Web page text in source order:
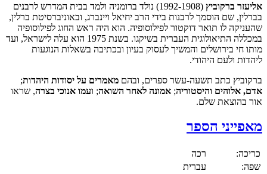
אליעזר ברקוביץ
(1992-1908) נולד ברומניה ולמד בבית המדרש לרבנים
בברלין, שם הוסמך לרבנות בידי הרב יחיאל ויינברג, ובאוניברסיטת ברלין,
שהעניקה לו תואר דוקטור לפילוסופיה. הוא היה ראש החוג לפילוסופיה
במכללה התיאולוגית העברית בשיקגו. בשנת 1975 הוא עלה לישראל, ועד
מותו חי בירושלים והמשיך לעסוק בעיון ובכתיבה בשאלות הנוגעות
ליהדות ולעם היהודי.
ברקוביץ כתב תשעה-עשר ספרים, ובהם מאמרים על יסודות היהדות;
אדם, אלוהים והיסטוריה; אמונה לאחר השואה; ועמו אנוכי בצרה, שראו
אור בהוצאת שלם.
מאפייני הספר
כריכה:
רכה
שפה:
עברית